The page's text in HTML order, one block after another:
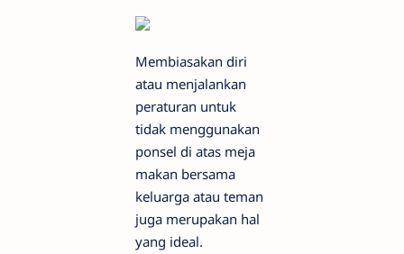
Membiasakan diri
atau menjalankan
peraturan untuk
tidak menggunakan
ponsel di atas meja
makan bersama
keluarga atau teman
juga merupakan hal
yang ideal.